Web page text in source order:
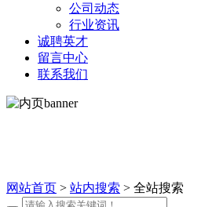
公司动态
行业资讯
诚聘英才
留言中心
联系我们
网站首页 > 站内搜索 > 全站搜索